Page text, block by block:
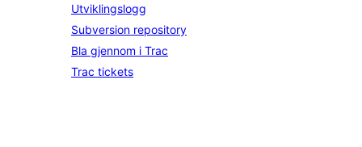
Utviklingslogg
Subversion repository
Bla gjennom i Trac
Trac tickets